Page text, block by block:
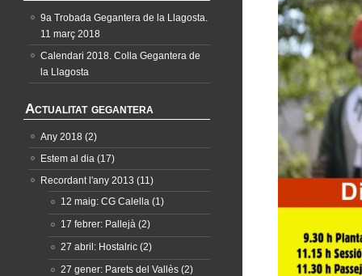
9a Trobada Gegantera de la Llagosta.
11 març 2018
Calendari 2018. Colla Gegantera de
la Llagosta
Actualitat gegantera
Any 2018 (2)
Estem al dia (17)
Recordant l'any 2013 (11)
12 maig: CG Calella (1)
17 febrer: Pallejà (2)
27 abril: Hostalric (2)
27 gener: Parets del Vallès (2)